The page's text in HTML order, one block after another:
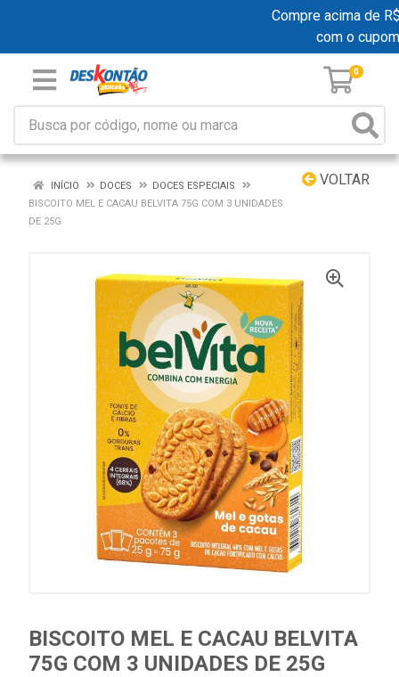
Compre acima de
com o cupom
0
VOLTAR
INÍCIO DOCES
DOCES ESPECIAIS
BISCOITO MEL E CACAU BELVITA 75G COM 3 UNIDADES
DE 25G
BISCOITO MEL E CACAU BELVITA
75G COM 3 UNIDADES DE 25G